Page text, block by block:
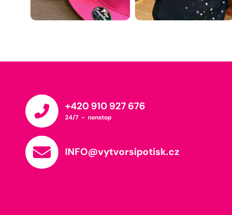
+420 910 927 676
24/7 - nonstop
INFO@vytvorsipotisk.cz